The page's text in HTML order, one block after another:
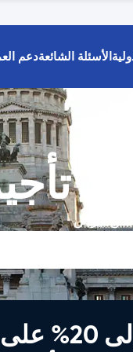
الأسئلة الشائعةدعم
آيرس
خصم يصل إلى